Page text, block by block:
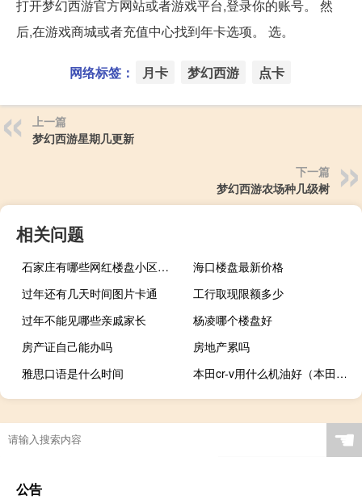
打开梦幻西游官方网站或者游戏平台,登录你的账号。 然
后,在游戏商城或者充值中心找到年卡选项。 选。
网络标签： 月卡 梦幻西游 点卡
上一篇
梦幻西游星期几更新
下一篇
梦幻西游农场种几级树
相关问题
石家庄有哪些网红楼盘小区？介绍5个最知名地产项目
海口楼盘最新价格
过年还有几天时间图片卡通
工行取现限额多少
过年不能见哪些亲戚家长
杨凌哪个楼盘好
房产证自己能办吗
房地产累吗
雅思口语是什么时间
本田cr-v用什么机油好（本田CR-V用什么机油）
冬天广东能看见燕子吗
☚
公告